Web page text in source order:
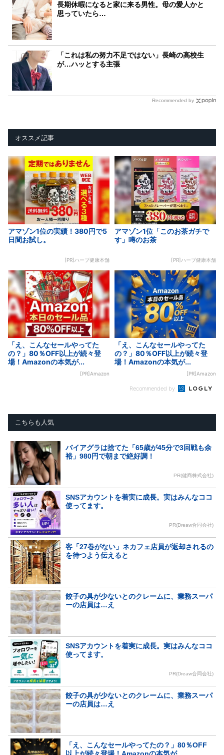
長期休暇になると家に来る男性。母の愛人かと
思っていたら…
「これは私の努力不足ではない」長崎の高校生
が…ハッとする主張
Recommended by
オススメ記事
アマゾン1位の実績！380円で5
日間お試し。
[PR]ハーブ健康本舗
アマゾン1位「このお茶ガチで
す」噂のお茶
[PR]ハーブ健康本舗
「え、こんなセールやってた
の？」80％OFF以上が続々登
場！Amazonの本気が...
[PR]Amazon
「え、こんなセールやってた
の？」80％OFF以上が続々登
場！Amazonの本気が...
[PR]Amazon
Recommended by
こちらも人気
バイアグラは捨てた「65歳が45分で3回戦も余
裕」980円で朝まで絶好調！
PR(健商株式会社)
SNSアカウントを着実に成長。実はみんなココ
使ってます。
PR(Dreaw合同会社)
客「27巻がない」ネカフェ店員が返却されるの
を待つよう伝えると
餃子の具が少ないとのクレームに、業務スーパ
ーの店員は…え
SNSアカウントを着実に成長。実はみんなココ
使ってます。
PR(Dreaw合同会社)
餃子の具が少ないとのクレームに、業務スーパ
ーの店員は…え
「え、こんなセールやってたの？」80％OFF